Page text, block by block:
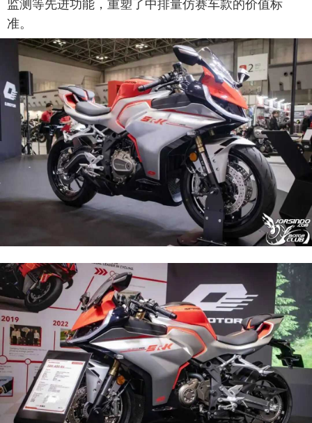
监测等先进功能，重塑了中排量仿赛车款的价值标
准。